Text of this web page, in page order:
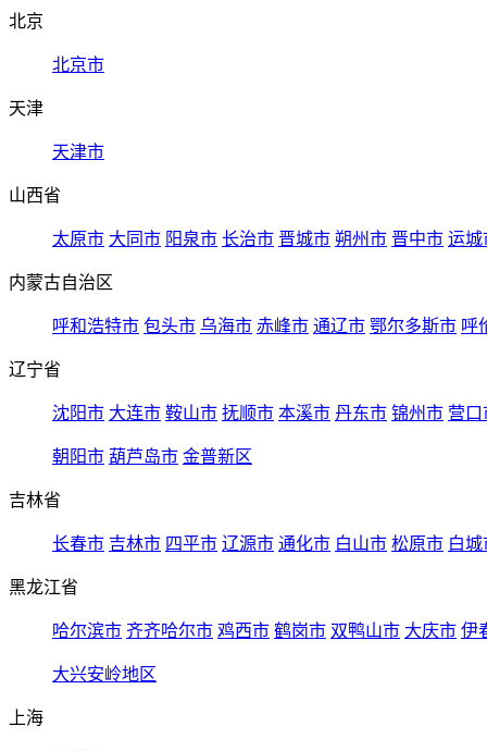
北京
北京市
天津
天津市
山西省
太原市 大同市 阳泉市 长治市 晋城市 朔州市 晋中市 运城
内蒙古自治区
呼和浩特市 包头市 乌海市 赤峰市 通辽市 鄂尔多斯市 呼
辽宁省
沈阳市 大连市 鞍山市 抚顺市 本溪市 丹东市 锦州市 营口
朝阳市 葫芦岛市 金普新区
吉林省
长春市 吉林市 四平市 辽源市 通化市 白山市 松原市 白城
黑龙江省
哈尔滨市 齐齐哈尔市 鸡西市 鹤岗市 双鸭山市 大庆市 伊
大兴安岭地区
上海